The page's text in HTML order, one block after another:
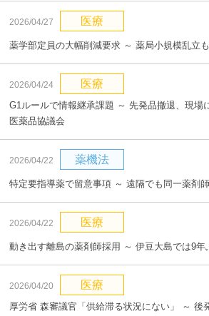
2026/04/27 医療
薬学部定員の大幅削減要求 ～ 薬局小規模乱立
2026/04/24 医療
G1ルールで情報継承課題 ～ 先発品撤退、現
医薬品協議会
2026/04/22 薬機法
特定要指導薬で留意事項 ～ 遠隔でも同一薬剤
2026/04/22 医療
動き出す離島の薬剤師採用 ～ 伊豆大島では9
2026/04/20 医療
厚労省 森審議官「供給滞る状況にない」 ～